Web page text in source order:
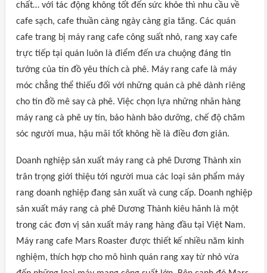
chất… với tác động không tốt đến sức khỏe thì nhu cầu về
cafe sạch, cafe thuần càng ngày càng gia tăng. Các quán
cafe trang bị máy rang cafe công suất nhỏ, rang xay cafe
trực tiếp tại quán luôn là điểm đến ưa chuộng đáng tin
tưởng của tín đồ yêu thích cà phê. Máy rang cafe là máy
móc chẳng thể thiếu đối với những quán cà phê dành riêng
cho tín đồ mê say cà phê. Việc chọn lựa những nhãn hàng
máy rang cà phê uy tín, bảo hành bảo dưỡng, chế độ chăm
sóc người mua, hậu mãi tốt không hề là điều đơn giản.
Doanh nghiệp sản xuất máy rang cà phê Dương Thành xin
trân trọng giới thiệu tới người mua các loại sản phẩm máy
rang doanh nghiệp đang sản xuất và cung cấp. Doanh nghiệp
sản xuất máy rang cà phê Dương Thành kiêu hãnh là một
trong các đơn vị sản xuất máy rang hàng đầu tại Việt Nam.
Máy rang cafe Mars Roaster được thiết kế nhiều năm kinh
nghiệm, thích hợp cho mô hình quán rang xay từ nhỏ vừa